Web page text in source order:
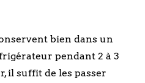
bien dans un
pendant 2 à 3
il suffit de les passer